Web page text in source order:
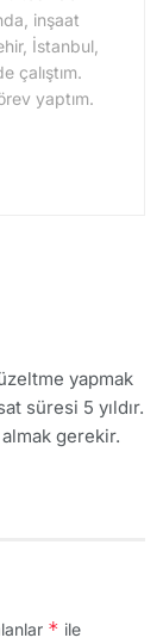
inşaat
İstanbul,
çalıştım.
yaptım.
yapmak
süresi 5 yıldır.
gerekir.
* ile